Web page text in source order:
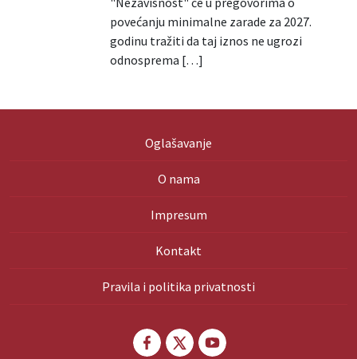
povećanju minimalne zarade za 2027.
godinu tražiti da taj iznos ne ugrozi
odnosprema […]
Oglašavanje
O nama
Impresum
Kontakt
Pravila i politika privatnosti